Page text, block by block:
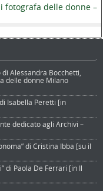
fotografa delle donne –
Alessandra Bocchetti,
delle donne Milano
Isabella Peretti [in
dedicato agli Archivi –
di Cristina Ibba [su il
di Paola De Ferrari [in Il